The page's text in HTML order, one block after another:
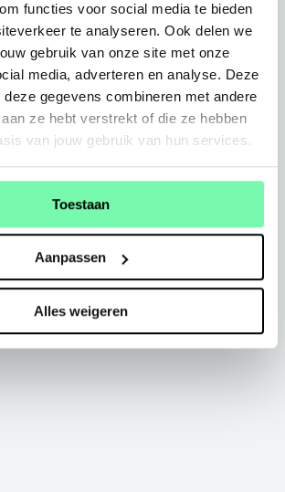
functies voor social media te bieden
te analyseren. Ook delen we
gebruik van onze site met onze
media, adverteren en analyse. Deze
deze gegevens combineren met andere
ze hebt verstrekt of die ze hebben
van jouw gebruik van hun services.
Toestaan
Aanpassen
Alles weigeren